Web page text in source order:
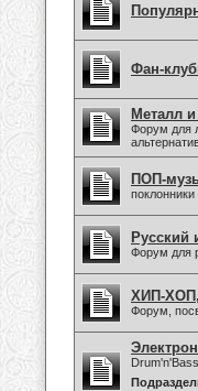
Фан-
Металл
Форум для
ПОП-
Русский
Форум для
ХИП-
Форум,